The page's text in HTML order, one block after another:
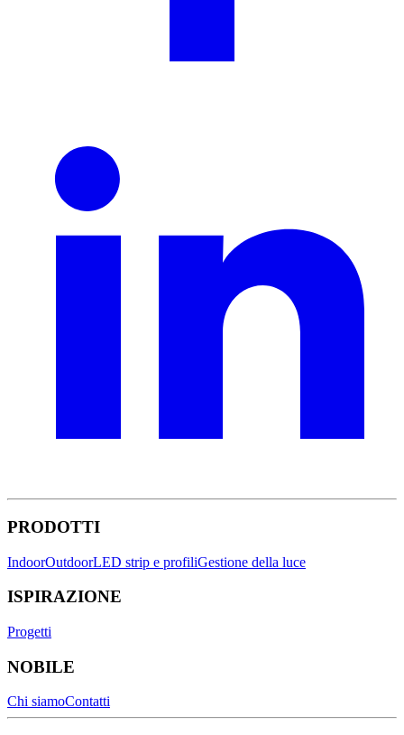
PRODOTTI
IndoorOutdoorLED strip e profiliGestione della luce
ISPIRAZIONE
Progetti
NOBILE
Chi siamoContatti